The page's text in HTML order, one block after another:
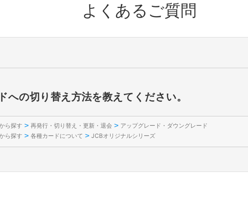
よくあるご質問
への切り替え方法を教えてください。
ら探す > 再発行・切り替え・更新・退会 > アップグレード・ダウングレード
ら探す > 各種カードについて > JCBオリジナルシリーズ